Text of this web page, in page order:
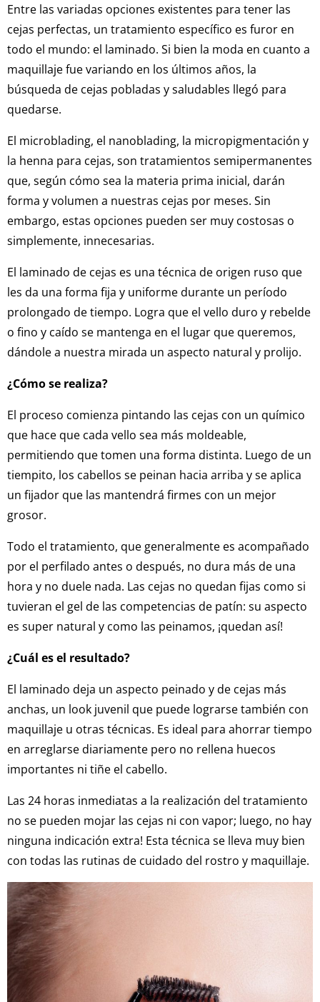
Entre las variadas opciones existentes para tener las
cejas perfectas, un tratamiento específico es furor en
todo el mundo: el laminado. Si bien la moda en cuanto a
maquillaje fue variando en los últimos años, la
búsqueda de cejas pobladas y saludables llegó para
quedarse.
El microblading, el nanoblading, la micropigmentación y
la henna para cejas, son tratamientos semipermanentes
que, según cómo sea la materia prima inicial, darán
forma y volumen a nuestras cejas por meses. Sin
embargo, estas opciones pueden ser muy costosas o
simplemente, innecesarias.
El laminado de cejas es una técnica de origen ruso que
les da una forma fija y uniforme durante un período
prolongado de tiempo. Logra que el vello duro y rebelde
o fino y caído se mantenga en el lugar que queremos,
dándole a nuestra mirada un aspecto natural y prolijo.
¿Cómo se realiza?
El proceso comienza pintando las cejas con un químico
que hace que cada vello sea más moldeable,
permitiendo que tomen una forma distinta. Luego de un
tiempito, los cabellos se peinan hacia arriba y se aplica
un fijador que las mantendrá firmes con un mejor
grosor.
Todo el tratamiento, que generalmente es acompañado
por el perfilado antes o después, no dura más de una
hora y no duele nada. Las cejas no quedan fijas como si
tuvieran el gel de las competencias de patín: su aspecto
es super natural y como las peinamos, ¡quedan así!
¿Cuál es el resultado?
El laminado deja un aspecto peinado y de cejas más
anchas, un look juvenil que puede lograrse también con
maquillaje u otras técnicas. Es ideal para ahorrar tiempo
en arreglarse diariamente pero no rellena huecos
importantes ni tiñe el cabello.
Las 24 horas inmediatas a la realización del tratamiento
no se pueden mojar las cejas ni con vapor; luego, no hay
ninguna indicación extra! Esta técnica se lleva muy bien
con todas las rutinas de cuidado del rostro y maquillaje.